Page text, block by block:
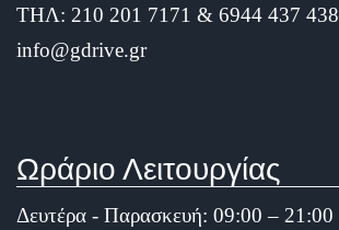
ΤΗΛ: 210 201 7171 & 6944 437
info@gdrive.gr
Ωράριο Λειτουργίας
Δευτέρα - Παρασκευή: 09:00 – 21:00